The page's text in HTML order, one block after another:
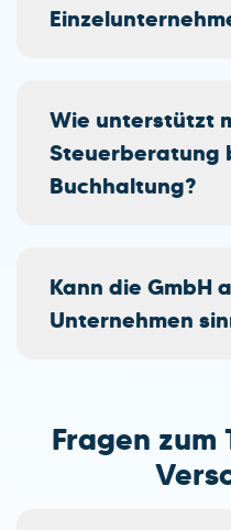
Wie unterstützt
Steuerberatung
Buchhaltung?
Kann die GmbH
Unternehmen
Fragen zum